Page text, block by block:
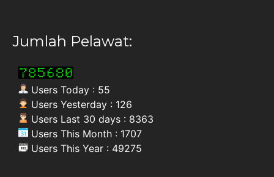
Jumlah Pelawat:
Users Today : 55
Users Yesterday : 126
Users Last 30 days : 8363
Users This Month : 1707
Users This Year : 49275